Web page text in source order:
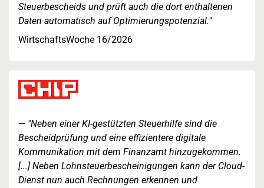
Steuerbescheids und prüft auch die dort enthaltenen
Daten automatisch auf Optimierungspotenzial."
WirtschaftsWoche 16/2026
"Neben einer KI-gestützten Steuerhilfe sind die
Bescheidprüfung und eine effizientere digitale
Kommunikation mit dem Finanzamt hinzugekommen.
[...] Neben Lohnsteuerbescheinigungen kann der Cloud-
Dienst nun auch Rechnungen erkennen und